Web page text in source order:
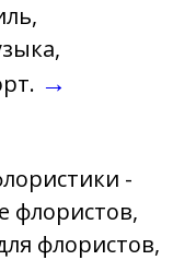
→
-
флористов,
флористов,